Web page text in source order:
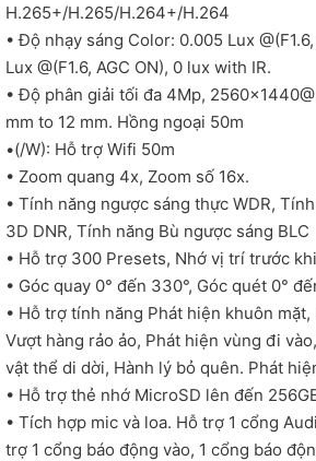
H.265+/H.265/H.264+/H.264
• Độ nhạy sáng Color: 0.005 Lux @(F1.6,
Lux @(F1.6, AGC ON), 0 lux with IR.
• Độ phân giải tối đa 4Mp,
mm to 12 mm. Hồng ngoại 50m
•(/W): Hỗ trợ Wifi 50m
• Zoom quang 4x, Zoom số 16x.
• Tính năng ngược sáng thực WDR,
3D DNR, Tính năng Bù ngược sáng BLC
• Hỗ trợ 300 Presets, Nhớ vị trí trước
• Góc quay 0° đến 330°, Góc quét 0°
• Hỗ trợ tính năng Phát hiện khuôn
Vượt hàng rảo ảo, Phát hiện vùng đi
vật thể di dời, Hành lý bỏ quên. Phát
• Hỗ trợ thẻ nhớ MicroSD lên đến
• Tích hợp mic và loa. Hỗ trợ 1 cổng
trợ 1 cổng báo động vào, 1 cổng báo